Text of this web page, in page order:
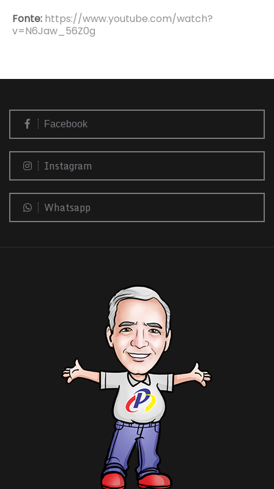
Fonte: https://www.youtube.com/watch?
v=N6Jaw_56Z0g
Facebook
Instagram
Whatsapp